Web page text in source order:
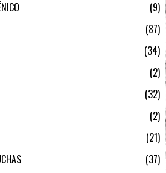
9
87
34
2
32
2
21
37